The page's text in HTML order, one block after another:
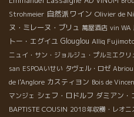
Strohmeier 自然派ワイン Olivier de
ヌ・ミレーヌ・ブリュ 萬屋酒店 vin WA
トー・エグイユ Glouglou Alliq
ニュイ・サン・ジョルジュ・プルミエクリ
san ESPOAいせい タヴェル・ロゼ Abriou
de l'Anglore カスティヨン Bois de
マンジェ シェフ・ロドルフ ダミアン・
BAPTISTE COUSIN 2018年収穫・レオニ